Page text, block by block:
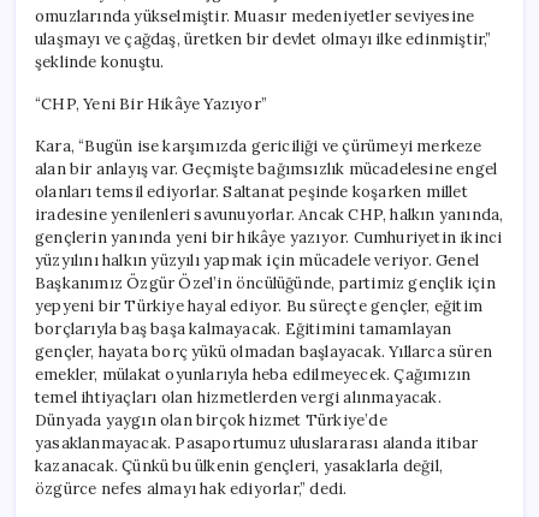
omuzlarında yükselmiştir. Muasır medeniyetler seviyesine
ulaşmayı ve çağdaş, üretken bir devlet olmayı ilke edinmiştir,”
şeklinde konuştu.
“CHP, Yeni Bir Hikâye Yazıyor”
Kara, “Bugün ise karşımızda gericiliği ve çürümeyi merkeze
alan bir anlayış var. Geçmişte bağımsızlık mücadelesine engel
olanları temsil ediyorlar. Saltanat peşinde koşarken millet
iradesine yenilenleri savunuyorlar. Ancak CHP, halkın yanında,
gençlerin yanında yeni bir hikâye yazıyor. Cumhuriyetin ikinci
yüzyılını halkın yüzyılı yapmak için mücadele veriyor. Genel
Başkanımız Özgür Özel’in öncülüğünde, partimiz gençlik için
yepyeni bir Türkiye hayal ediyor. Bu süreçte gençler, eğitim
borçlarıyla baş başa kalmayacak. Eğitimini tamamlayan
gençler, hayata borç yükü olmadan başlayacak. Yıllarca süren
emekler, mülakat oyunlarıyla heba edilmeyecek. Çağımızın
temel ihtiyaçları olan hizmetlerden vergi alınmayacak.
Dünyada yaygın olan birçok hizmet Türkiye’de
yasaklanmayacak. Pasaportumuz uluslararası alanda itibar
kazanacak. Çünkü bu ülkenin gençleri, yasaklarla değil,
özgürce nefes almayı hak ediyorlar,” dedi.